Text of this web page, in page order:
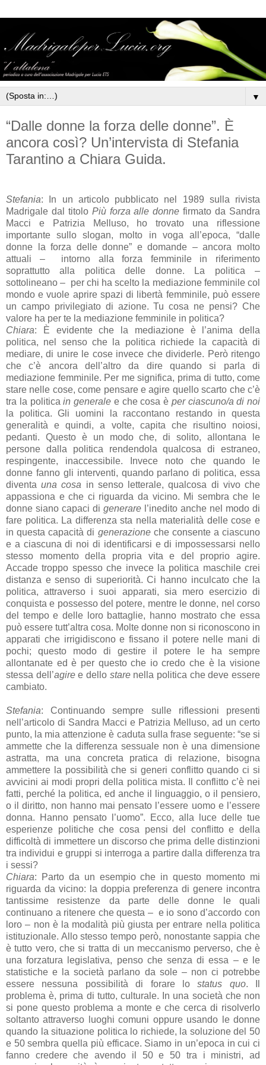
▼
“Dalle donne la forza delle donne”. È
ancora così? Un’intervista di Stefania
Tarantino a Chiara Guida.
Stefania: In un articolo pubblicato nel 1989 sulla rivista
Madrigale dal titolo Più forza alle donne firmato da Sandra
Macci e Patrizia Melluso, ho trovato una riflessione
importante sullo slogan, molto in voga all’epoca, “dalle
donne la forza delle donne” e domande – ancora molto
attuali –
intorno alla forza femminile in riferimento
soprattutto alla politica delle donne. La politica –
sottolineano – per chi ha scelto la mediazione femminile col
mondo e vuole aprire spazi di libertà femminile, può essere
un campo privilegiato di azione. Tu cosa ne pensi? Che
valore ha per te la mediazione femminile in politica?
Chiara: È evidente che la mediazione è l’anima della
politica, nel senso che la politica richiede la capacità di
mediare, di unire le cose invece che dividerle. Però ritengo
che c’è ancora dell’altro da dire quando si parla di
mediazione femminile. Per me significa, prima di tutto, come
stare nelle cose, come pensare e agire quello scarto che c’è
tra la politicain generale e che cosa è per ciascuno/a di noi
la politica. Gli uomini la raccontano restando in questa
generalità e quindi, a volte, capita che risultino noiosi,
pedanti. Questo è un modo che, di solito, allontana le
persone dalla politica rendendola qualcosa di estraneo,
respingente, inaccessibile. Invece noto che quando le
donne fanno gli interventi, quando parlano di politica, essa
diventauna cosa in senso letterale, qualcosa di vivo che
appassiona e che ci riguarda da vicino. Mi sembra che le
donne siano capaci di generare l’inedito anche nel modo di
fare politica. La differenza sta nella materialità delle cose e
in questa capacità di generazioneche consente a ciascuno
e a ciascuna di noi di identificarsi e di impossessarsi nello
stesso momento della propria vita e del proprio agire.
Accade troppo spesso che invece la politica maschile crei
distanza e senso di superiorità. Ci hanno inculcato che la
politica, attraverso i suoi apparati, sia mero esercizio di
conquista e possesso del potere, mentre le donne, nel corso
del tempo e delle loro battaglie, hanno mostrato che essa
può essere tutt’altra cosa. Molte donne non si riconoscono in
apparati che irrigidiscono e fissano il potere nelle mani di
pochi; questo modo di gestire il potere le ha sempre
allontanate ed è per questo che io credo che è la visione
stessa dell’agiree dello starenella politica che deve essere
cambiato.
Stefania: Continuando sempre sulle riflessioni presenti
nell’articolo di Sandra Macci e Patrizia Melluso, ad un certo
punto, la mia attenzione è caduta sulla frase seguente: “se si
ammette che la differenza sessuale non è una dimensione
astratta, ma una concreta pratica di relazione, bisogna
ammettere la possibilità che si generi conflitto quando ci si
avvicini ai modi propri della politica mista. Il conflitto c’è nei
fatti, perché la politica, ed anche il linguaggio, o il pensiero,
o il diritto, non hanno mai pensato l’essere uomo e l’essere
donna. Hanno pensato l’uomo”. Ecco, alla luce delle tue
esperienze politiche che cosa pensi del conflitto e della
difficoltà di immettere un discorso che prima delle distinzioni
tra individui e gruppi si interroga a partire dalla differenza tra
i sessi?
Chiara: Parto da un esempio che in questo momento mi
riguarda da vicino: la doppia preferenza di genere incontra
tantissime resistenze da parte delle donne le quali
continuano a ritenere che questa – e io sono d’accordo con
loro – non è la modalità più giusta per entrare nella politica
istituzionale. Allo stesso tempo però, nonostante sappia che
è tutto vero, che si tratta di un meccanismo perverso, che è
una forzatura legislativa, penso che senza di essa – e le
statistiche e la società parlano da sole – non ci potrebbe
essere nessuna possibilità di forare lostatus quo. Il
problema è, prima di tutto, culturale. In una società che non
si pone questo problema a monte e che cerca di risolverlo
soltanto attraverso luoghi comuni oppure usando le donne
quando la situazione politica lo richiede, la soluzione del 50
e 50 sembra quella più efficace. Siamo in un’epoca in cui ci
fanno credere che avendo il 50 e 50 tra i ministri, ad